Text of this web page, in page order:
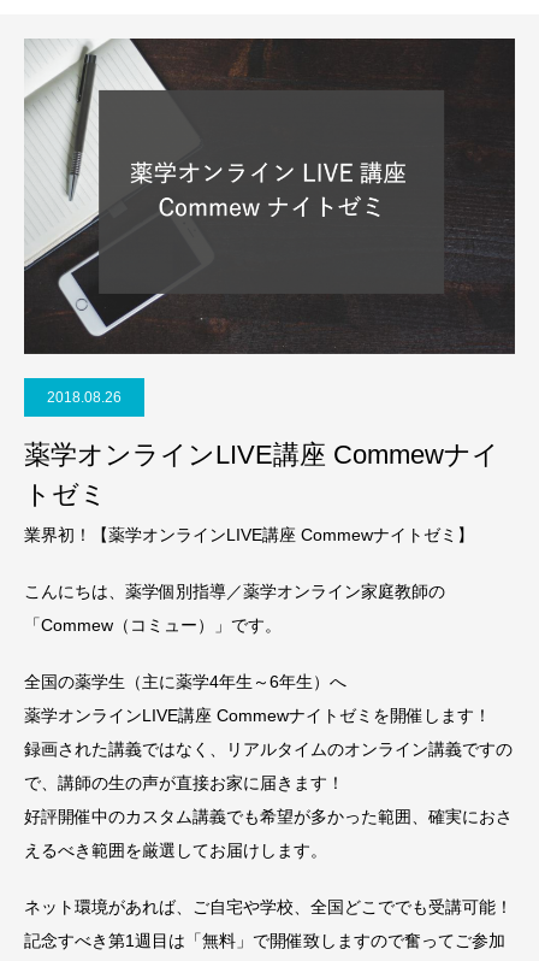
2018.08.26
薬学オンラインLIVE講座 Commewナイ
トゼミ
業界初！【薬学オンラインLIVE講座 Commewナイトゼミ】
こんにちは、薬学個別指導／薬学オンライン家庭教師の
「Commew（コミュー）」です。
全国の薬学生（主に薬学4年生～6年生）へ
薬学オンラインLIVE講座 Commewナイトゼミを開催します！
録画された講義ではなく、リアルタイムのオンライン講義ですの
で、講師の生の声が直接お家に届きます！
好評開催中のカスタム講義でも希望が多かった範囲、確実におさ
えるべき範囲を厳選してお届けします。
ネット環境があれば、ご自宅や学校、全国どこででも受講可能！
記念すべき第1週目は「無料」で開催致しますので奮ってご参加